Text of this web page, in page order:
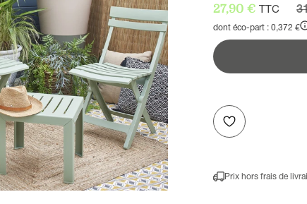
Prix de vente
27,90 € TTC
dont éco-part : 0,372 €
Prix hors frais de